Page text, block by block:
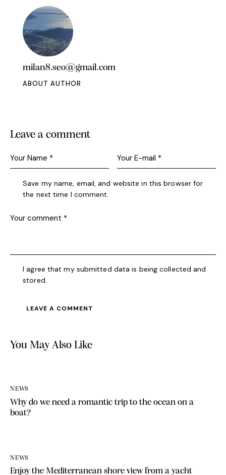
milan8.seo@gmail.com
ABOUT AUTHOR
Leave a comment
Save my name, email, and website in this browser for
the next time I comment.
I agree that my submitted data is being collected and
stored.
You May Also Like
NEWS
Why do we need a romantic trip to the ocean on a
boat?
NEWS
Enjoy the Mediterranean shore view from a yacht